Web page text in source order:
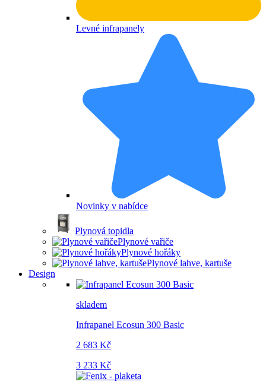
Levné infrapanely
Novinky v nabídce
Plynová topidla
Plynové vařiče
Plynové hořáky
Plynové lahve, kartuše
Design
skladem
Infrapanel Ecosun 300 Basic
2 683 Kč
3 233 Kč